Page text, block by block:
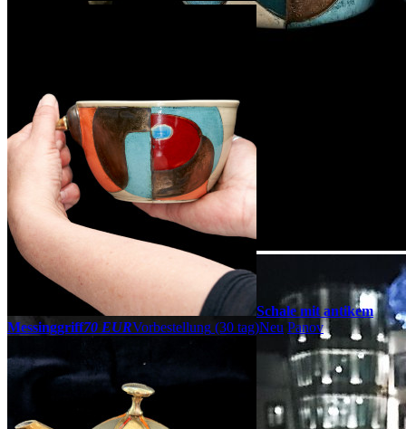
Schale mit antikem
Messinggriff70 EURVorbestellung (30 tag)Neu Panov